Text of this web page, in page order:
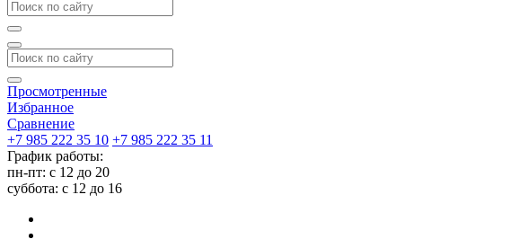
Просмотренные
Избранное
Сравнение
+7 985 222 35 10 +7 985 222 35 11
График работы:
пн-пт: с 12 до 20
суббота: c 12 до 16